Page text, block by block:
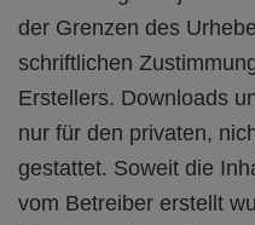
der Grenzen des
schriftlichen
Erstellers. Downloads
nur für den privaten,
gestattet. Soweit die
vom Betreiber erstellt